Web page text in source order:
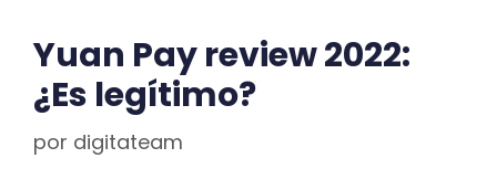
Yuan Pay review 2022:
¿Es legítimo?
por digitateam